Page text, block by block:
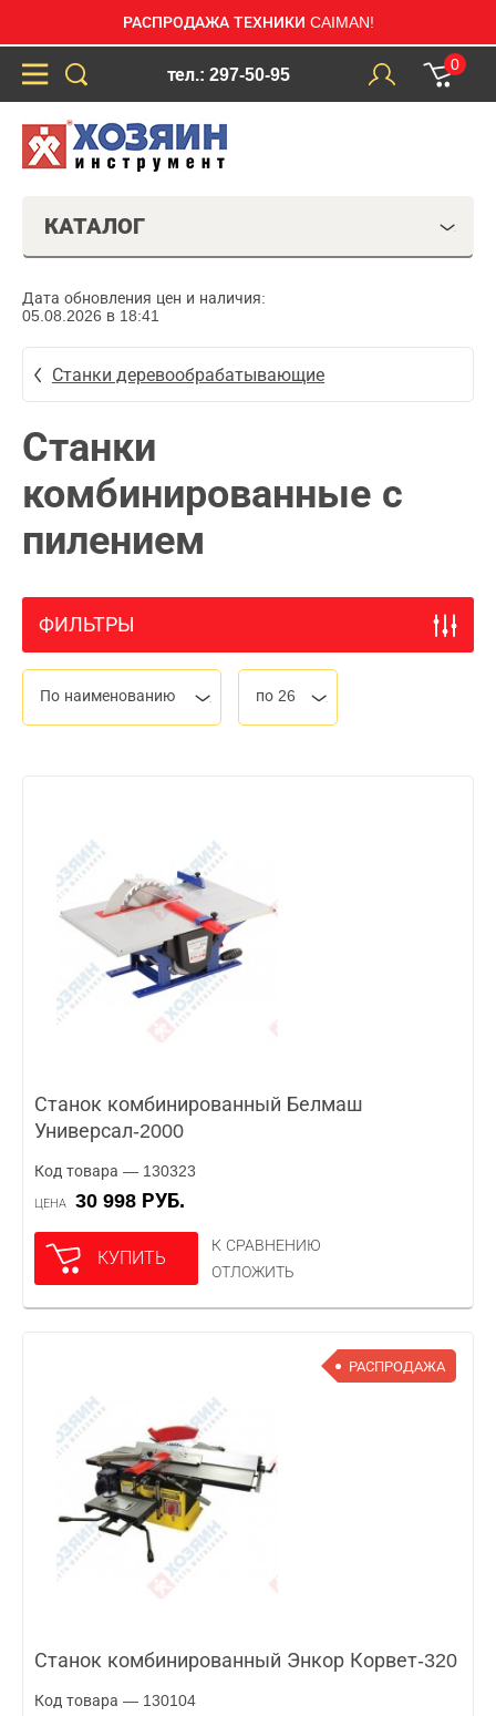
РАСПРОДАЖА ТЕХНИКИ CAIMAN!
тел.: 297-50-95
0
КАТАЛОГ
Дата обновления цен и наличия:
05.08.2026 в 18:41
Станки деревообрабатывающие
Станки
комбинированные с
пилением
ФИЛЬТРЫ
По наименованию по 26
Станок комбинированный Белмаш
Универсал-2000
Код товара — 130323
ЦЕНА 30 998 РУБ.
КУПИТЬ
К СРАВНЕНИЮ
ОТЛОЖИТЬ
РАСПРОДАЖА
Станок комбинированный Энкор Корвет-320
Код товара — 130104